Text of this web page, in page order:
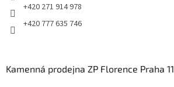
+420 271 914 978
+420 777 635 746
Kamenná prodejna ZP Florence Praha 11